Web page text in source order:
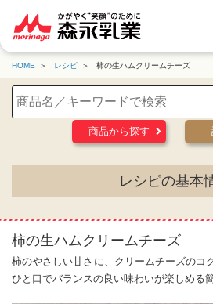
HOME レシピ 柿の生ハムクリームチーズ
商品から探す
レシピの基本
柿の生ハムクリームチーズ
柿のやさしい甘さに、クリームチーズのコ
ひと口でバランスの良い味わいが楽しめる